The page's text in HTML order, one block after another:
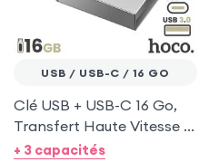
USB / USB-C / 16 GO
Clé USB + USB-C 16 Go,
Transfert Haute Vitesse -
Hoco Argent
+ 3 capacités